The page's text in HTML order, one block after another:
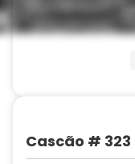
Cascão # 323